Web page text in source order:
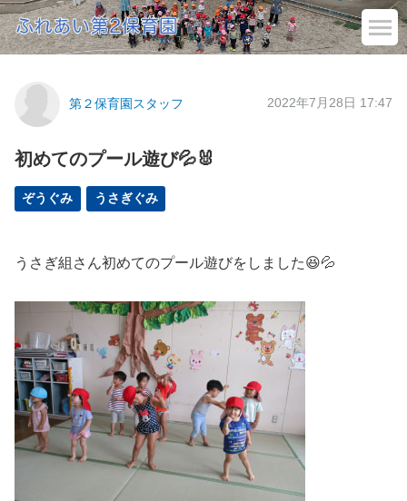
第２保育園スタッフ 2022年7月28日 17:47
初めてのプール遊び💦🐰
ぞうぐみ うさぎぐみ
うさぎ組さん初めてのプール遊びをしました😆💦